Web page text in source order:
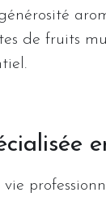
de fruits